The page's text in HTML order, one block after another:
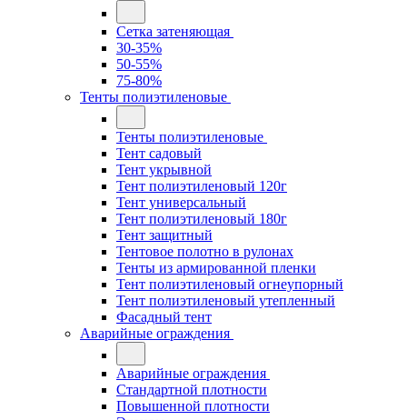
Сетка затеняющая
30-35%
50-55%
75-80%
Тенты полиэтиленовые
Тенты полиэтиленовые
Тент садовый
Тент укрывной
Тент полиэтиленовый 120г
Тент универсальный
Тент полиэтиленовый 180г
Тент защитный
Тентовое полотно в рулонах
Тенты из армированной пленки
Тент полиэтиленовый огнеупорный
Тент полиэтиленовый утепленный
Фасадный тент
Аварийные ограждения
Аварийные ограждения
Стандартной плотности
Повышенной плотности